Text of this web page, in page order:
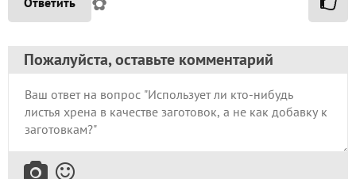
Пожалуйста, оставьте комментарий